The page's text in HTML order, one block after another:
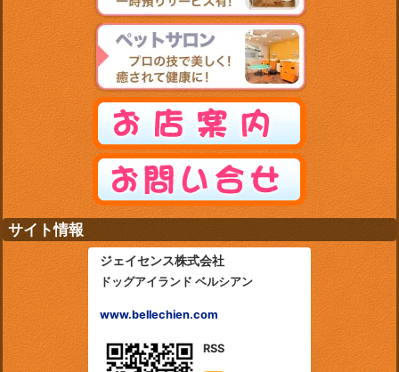
サイト情報
ジェイセンス株式会社
ドッグアイランド ベルシアン
www.bellechien.com
RSS